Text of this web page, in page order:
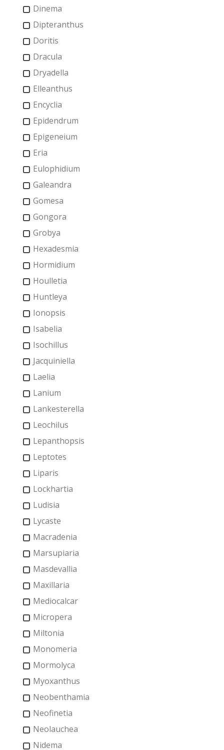
Dinema
Dipteranthus
Doritis
Dracula
Dryadella
Elleanthus
Encyclia
Epidendrum
Epigeneium
Eria
Eulophidium
Galeandra
Gomesa
Gongora
Grobya
Hexadesmia
Hormidium
Houlletia
Huntleya
Ionopsis
Isabelia
Isochillus
Jacquiniella
Laelia
Lanium
Lankesterella
Leochilus
Lepanthopsis
Leptotes
Liparis
Lockhartia
Ludisia
Lycaste
Macradenia
Marsupiaria
Masdevallia
Maxillaria
Mediocalcar
Micropera
Miltonia
Monomeria
Mormolyca
Myoxanthus
Neobenthamia
Neofinetia
Neolauchea
Nidema